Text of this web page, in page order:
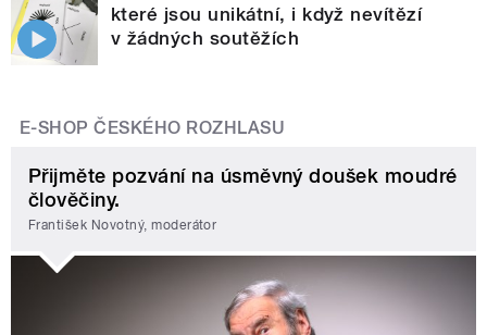
které jsou unikátní, i když nevítězí
v žádných soutěžích
E-SHOP ČESKÉHO ROZHLASU
Přijměte pozvání na úsměvný doušek moudré
člověčiny.
František Novotný, moderátor